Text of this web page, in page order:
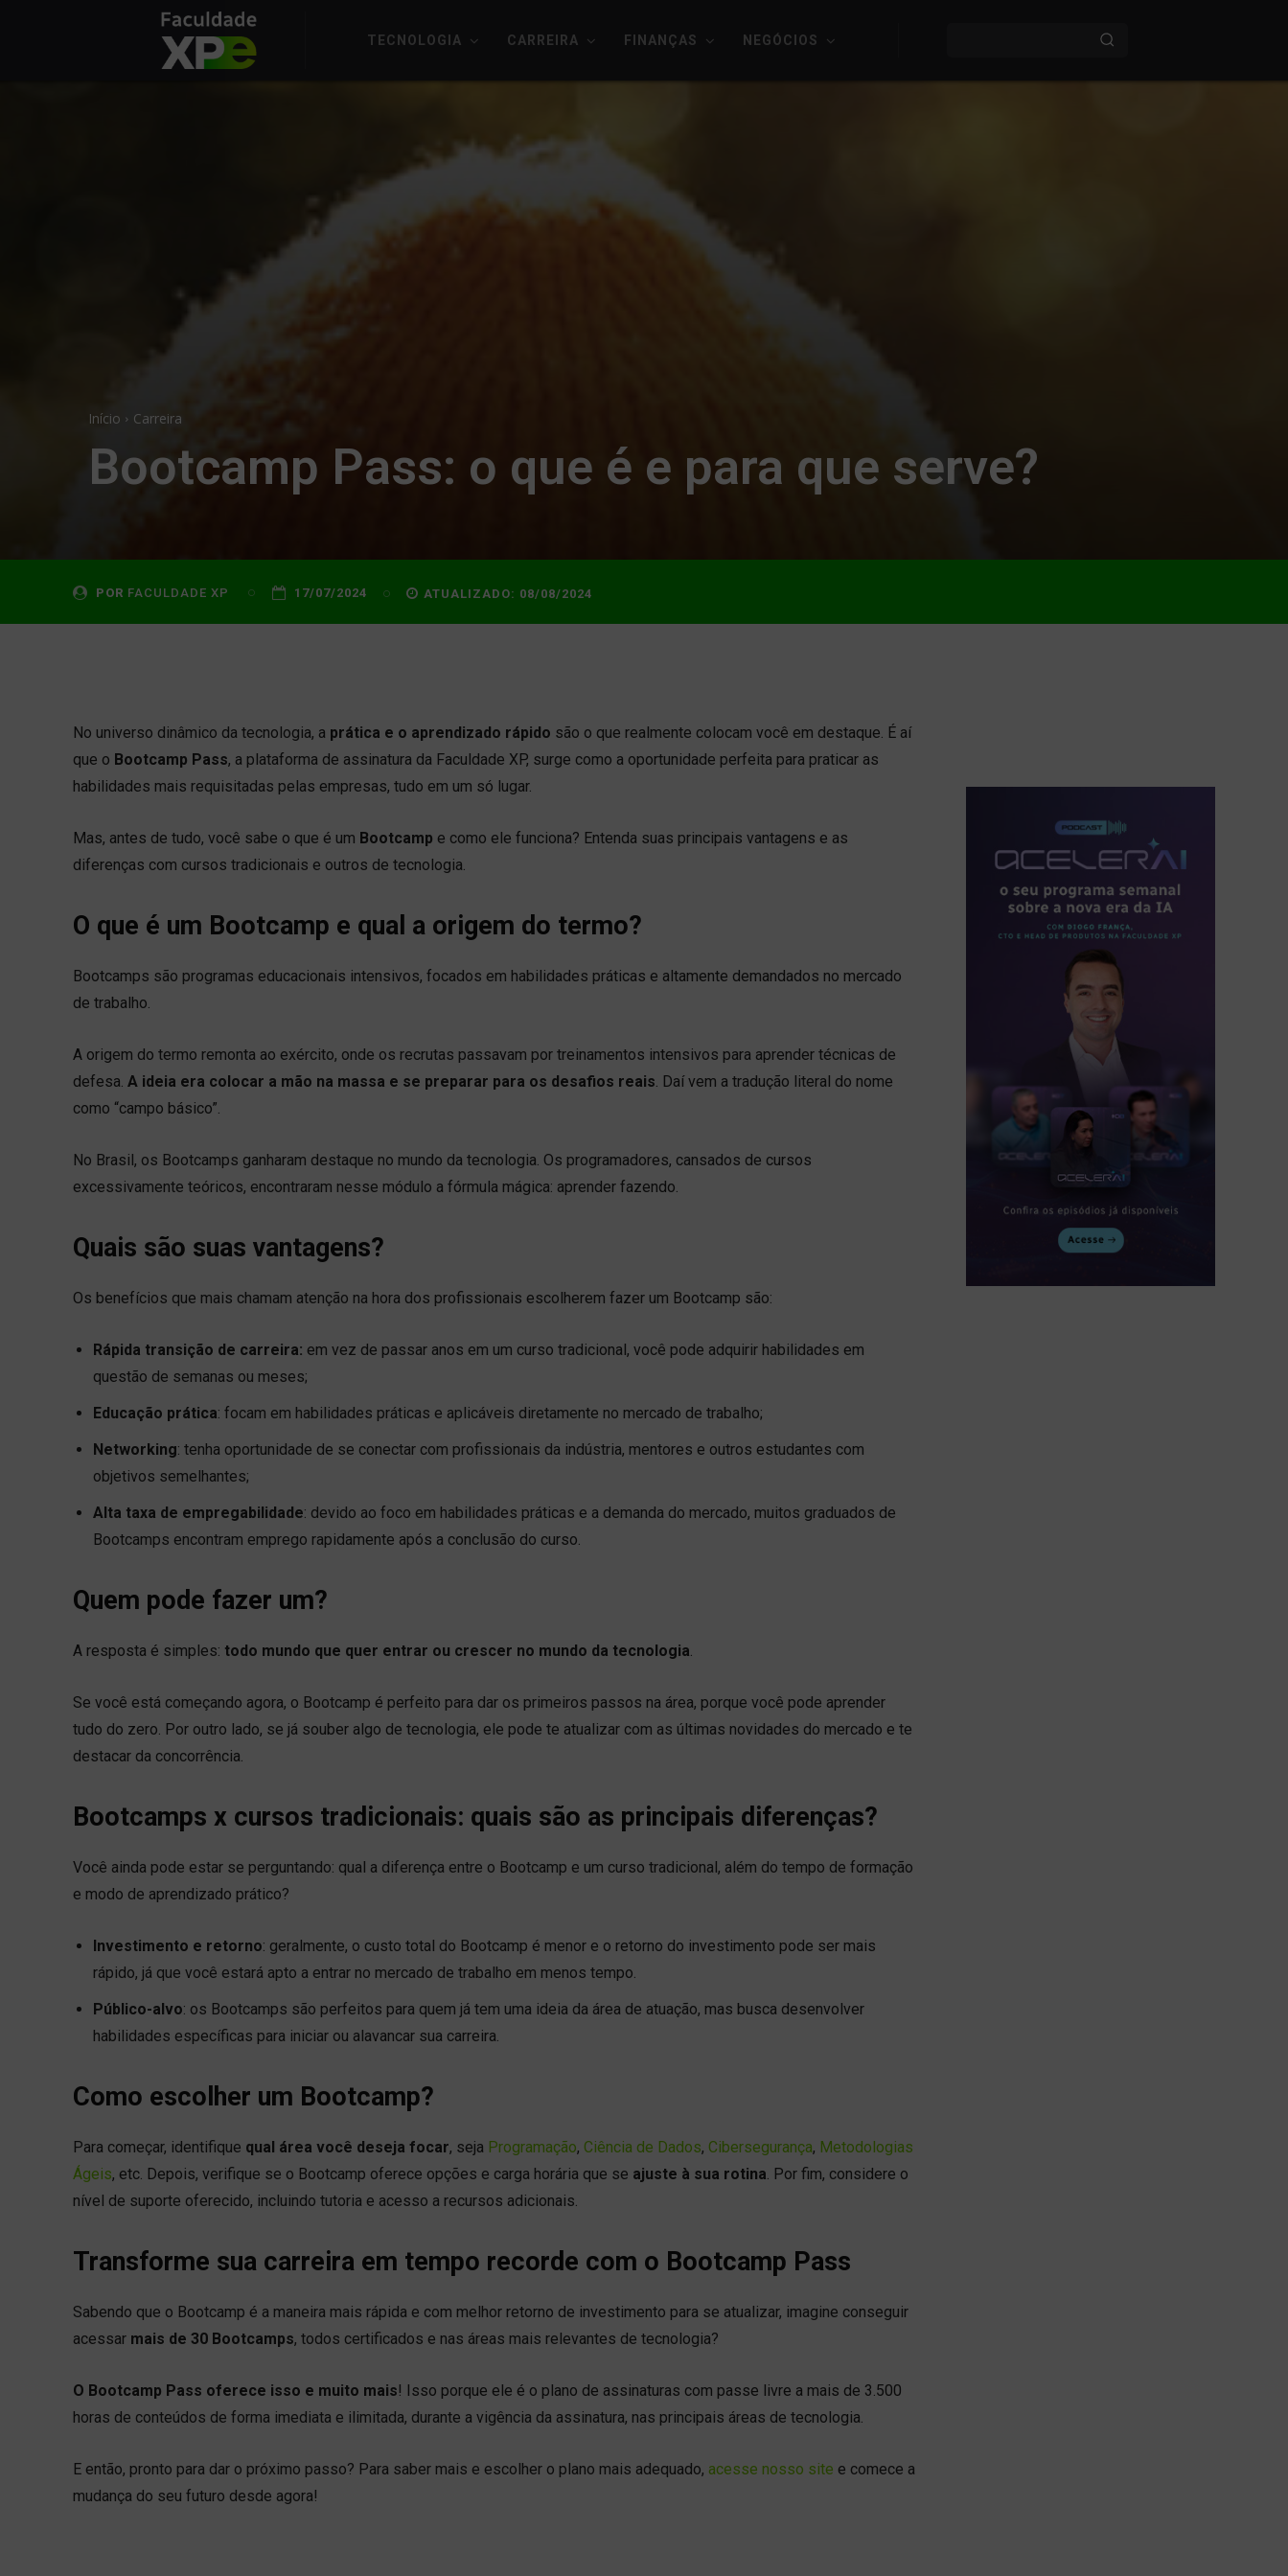
TECNOLOGIA CARREIRA FINANÇAS NEGÓCIOS
Início Carreira
Bootcamp Pass: o que é e para que serve?
POR FACULDADE XP 17/07/2024 ATUALIZADO: 08/08/2024
No universo dinâmico da tecnologia, a prática e o aprendizado rápido são o que realmente colocam você em destaque. É aí
que o Bootcamp Pass, a plataforma de assinatura da Faculdade XP, surge como a oportunidade perfeita para praticar as
habilidades mais requisitadas pelas empresas, tudo em um só lugar.
Mas, antes de tudo, você sabe o que é um Bootcamp e como ele funciona? Entenda suas principais vantagens e as
diferenças com cursos tradicionais e outros de tecnologia.
O que é um Bootcamp e qual a origem do termo?
Bootcamps são programas educacionais intensivos, focados em habilidades práticas e altamente demandados no mercado
de trabalho.
A origem do termo remonta ao exército, onde os recrutas passavam por treinamentos intensivos para aprender técnicas de
defesa. A ideia era colocar a mão na massa e se preparar para os desafios reais . Daí vem a tradução literal do nome
como “campo básico”.
No Brasil, os Bootcamps ganharam destaque no mundo da tecnologia. Os programadores, cansados de cursos
excessivamente teóricos, encontraram nesse módulo a fórmula mágica: aprender fazendo.
Quais são suas vantagens?
Os benefícios que mais chamam atenção na hora dos profissionais escolherem fazer um Bootcamp são:
Rápida transição de carreira: em vez de passar anos em um curso tradicional, você pode adquirir habilidades em
questão de semanas ou meses;
Educação prática: focam em habilidades práticas e aplicáveis diretamente no mercado de trabalho;
Networking: tenha oportunidade de se conectar com profissionais da indústria, mentores e outros estudantes com
objetivos semelhantes;
Alta taxa de empregabilidade: devido ao foco em habilidades práticas e a demanda do mercado, muitos graduados de
Bootcamps encontram emprego rapidamente após a conclusão do curso.
Quem pode fazer um?
A resposta é simples: todo mundo que quer entrar ou crescer no mundo da tecnologia
Se você está começando agora, o Bootcamp é perfeito para dar os primeiros passos na área, porque você pode aprender
tudo do zero. Por outro lado, se já souber algo de tecnologia, ele pode te atualizar com as últimas novidades do mercado e te
destacar da concorrência.
Bootcamps x cursos tradicionais: quais são as principais diferenças?
Você ainda pode estar se perguntando: qual a diferença entre o Bootcamp e um curso tradicional, além do tempo de formação
e modo de aprendizado prático?
Investimento e retorno: geralmente, o custo total do Bootcamp é menor e o retorno do investimento pode ser mais
rápido, já que você estará apto a entrar no mercado de trabalho em menos tempo.
Público-alvo: os Bootcamps são perfeitos para quem já tem uma ideia da área de atuação, mas busca desenvolver
habilidades específicas para iniciar ou alavancar sua carreira.
Como escolher um Bootcamp?
Para começar, identifique qual área você deseja focar, seja Programação, Ciência de Dados, Cibersegurança, Metodologias
Ágeis, etc. Depois, verifique se o Bootcamp oferece opções e carga horária que se ajuste à sua rotina . Por fim, considere o
nível de suporte oferecido, incluindo tutoria e acesso a recursos adicionais.
Transforme sua carreira em tempo recorde com o Bootcamp Pass
Sabendo que o Bootcamp é a maneira mais rápida e com melhor retorno de investimento para se atualizar, imagine conseguir
acessar mais de 30 Bootcamps, todos certificados e nas áreas mais relevantes de tecnologia?
O Bootcamp Pass oferece isso e muito mais! Isso porque ele é o plano de assinaturas com passe livre a mais de 3.500
horas de conteúdos de forma imediata e ilimitada, durante a vigência da assinatura, nas principais áreas de tecnologia.
E então, pronto para dar o próximo passo? Para saber mais e escolher o plano mais adequado, acesse nosso site e comece a
mudança do seu futuro desde agora!